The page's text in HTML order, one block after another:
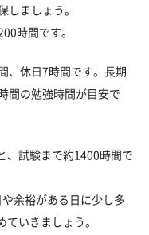
ましょう。
時間です。
、休日7時間です。長期
間の勉強時間が目安で
、試験まで約1400時間で
余裕がある日に少し多
いきましょう。